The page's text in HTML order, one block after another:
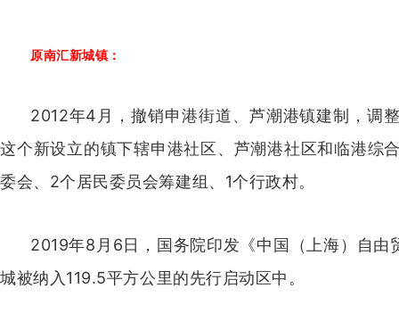
原南汇新城镇：
2012年4月，撤销申港街道、芦潮港镇建制，调
这个新设立的镇下辖申港社区、 芦潮港社区和临港综
委会、2个居民委员会筹建组、1个行政村。
2019年8月6日，国务院印发《中国（上海）自
城被纳入119.5平方公里的先行启动区中。